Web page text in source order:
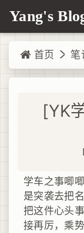
Yang's
首页 笔
[YK
学车之事唧
是突袭去把
把这件心头
接再厉，乘